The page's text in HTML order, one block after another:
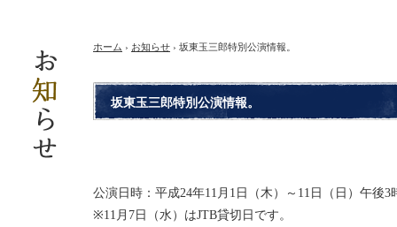
ホーム › お知らせ › 坂東玉三郎特別公演情報。
坂東玉三郎特別公演情報。
公演日時：平成24年11月1日（木）～11日（日）午後3
※11月7日（水）はJTB貸切日です。